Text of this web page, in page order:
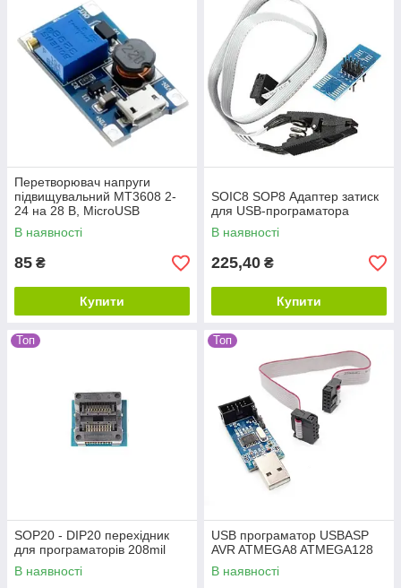
Перетворювач напруги
підвищувальний MT3608 2-
24 на 28 В, MicroUSB
В наявності
85 ₴
Купити
SOIC8 SOP8 Адаптер затиск
для USB-програматора
В наявності
225,40 ₴
Купити
Топ
SOP20 - DIP20 перехідник
для програматорів 208mil
В наявності
Топ
USB програматор USBASP
AVR ATMEGA8 ATMEGA128
В наявності